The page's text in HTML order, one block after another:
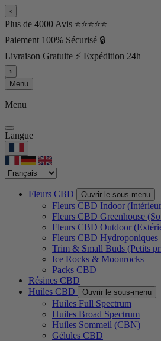
‹
Plus de 4000 Avis ⭐⭐⭐⭐⭐
Paiement 100% Sécurisé 🔒
Livraison Gratuite ⚡ Expédition 24h
›
Menu
Menu
Langue
Fleurs CBD Ouvrir le sous-menu
Fleurs CBD Indoor
Fleurs CBD Greenhouse
Fleurs CBD Outdoor
Fleurs CBD Hydroponiques
Trim & Small Buds (Petits
Ice Rocks & Moonrocks
Packs CBD
Résines CBD
Huiles CBD
Ouvrir le sous-menu
Huiles Full Spectrum
Huiles Broad Spectrum
Huiles Sommeil (CBN)
Gélules CBD